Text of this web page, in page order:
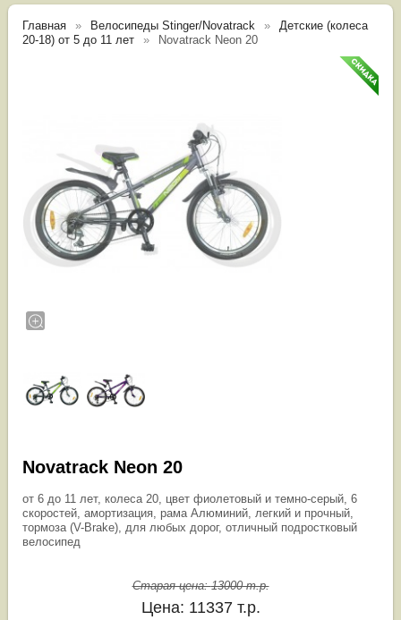
Главная Велосипеды Stinger/Novatrack
Детские (колеса
20-18) от 5 до 11 лет
Novatrack Neon 20
Novatrack Neon 20
от 6 до 11 лет, колеса 20, цвет фиолетовый и темно-серый, 6
скоростей, амортизация, рама Алюминий, легкий и прочный,
тормоза (V-Brake), для любых дорог, отличный подростковый
велосипед
Старая цена:13000т.р.
Цена: 11337т.р.